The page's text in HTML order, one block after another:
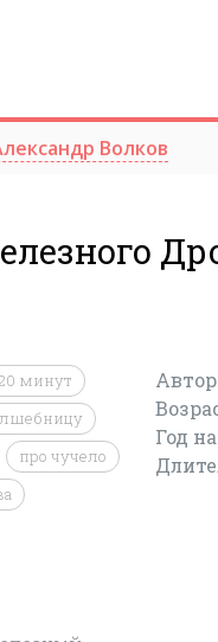
Волков
минут
про чучело
Год